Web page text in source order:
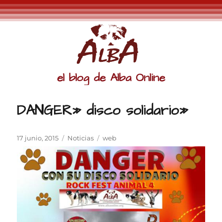
el blog de Alba Online
DANGER» disco solidario»
Publicado
17 junio, 2015 Categorías
Noticias Etiquetas
web